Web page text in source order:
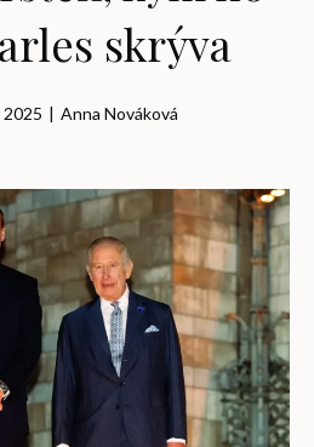
skrýva
2025 | Anna Nováková